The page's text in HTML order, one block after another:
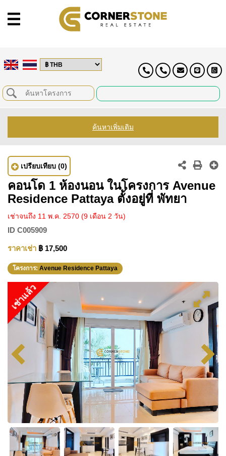
ค้นหาเพิ่มเติม
เปรียบเทียบ (0)
คอนโด 1 ห้องนอน ในโครงการ Avenue
Residence Pattaya ตั้งอยู่ที่ พัทยา
เช่าจนถึง 11 พ.ค. 2570 (9 เดือน 2 วัน)
ID C005909
ราคาเช่า ฿ 17,500
โครงการ: Avenue Residence Pattaya
เช่าแล้ว